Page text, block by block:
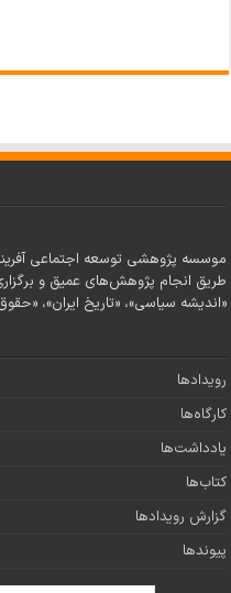
طریق انجام پژوهش‌های عمیق و
«اندیشه سیاسی»، «تاریخ ایران»،
رویدادها
کارگاه‌ها
یادداشت‌ها
کتاب‌ها
گزارش رویدادها
پیوندها